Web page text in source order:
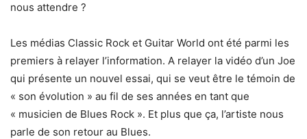
nous attendre ?
Les médias Classic Rock et Guitar World ont été parmi les
premiers à relayer l’information. A relayer la vidéo d’un Joe
qui présente un nouvel essai, qui se veut être le témoin de
« son évolution » au fil de ses années en tant que
« musicien de Blues Rock ». Et plus que ça, l’artiste nous
parle de son retour au Blues.